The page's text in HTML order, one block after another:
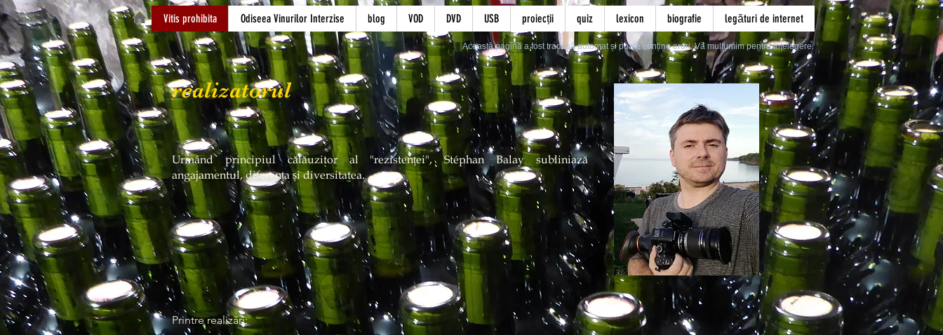
Vitis prohibita Odiseea Vinurilor Interzise blog VOD DVD USB proiecții quiz lexicon biografie legături de internet
Această pagină a fost tradusă automat și poate conține erori. Vă mulțumim pentru înțelegere.
realizatorul
Urmând principiul călăuzitor al "rezistenței", Stéphan Balay subliniază
angajamentul, diferența și diversitatea.
Printre realizări: